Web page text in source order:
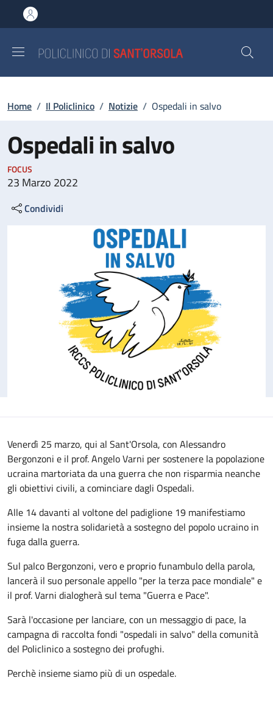
al contenuto principale
to footer content
Briciole di pane
Home / Il Policlinico / Notizie / Ospedali in salvo
Ospedali in salvo
FOCUS
23 Marzo 2022
Condividi
Venerdì 25 marzo, qui al Sant'Orsola, con Alessandro
Bergonzoni e il prof. Angelo Varni per sostenere la popolazione
ucraina martoriata da una guerra che non risparmia neanche
gli obiettivi civili, a cominciare dagli Ospedali.
Alle 14 davanti al voltone del padiglione 19 manifestiamo
insieme la nostra solidarietà a sostegno del popolo ucraino in
fuga dalla guerra.
Sul palco Bergonzoni, vero e proprio funambulo della parola,
lancerà il suo personale appello "per la terza pace mondiale" e
il prof. Varni dialogherà sul tema "Guerra e Pace".
Sarà l'occasione per lanciare, con un messaggio di pace, la
campagna di raccolta fondi "ospedali in salvo" della comunità
del Policlinico a sostegno dei profughi.
Perchè insieme siamo più di un ospedale.